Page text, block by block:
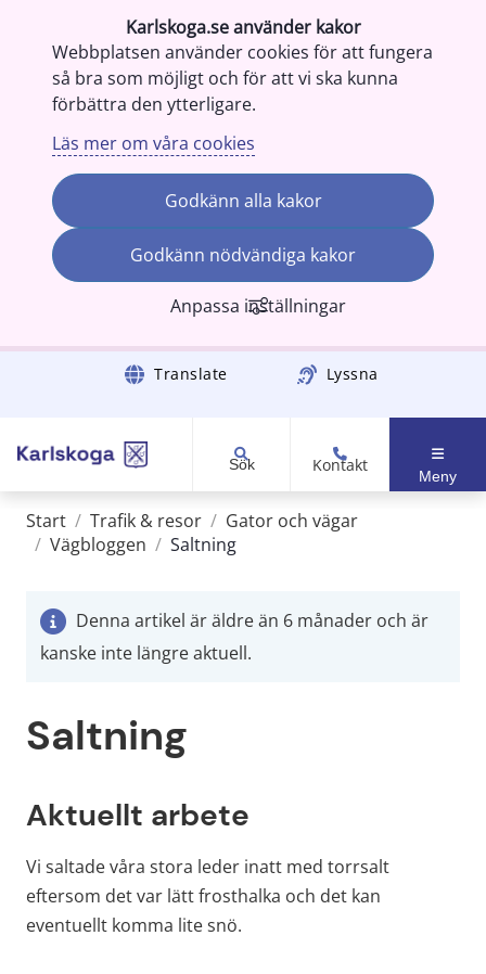
Karlskoga.se använder kakor
Webbplatsen använder cookies för att fungera
så bra som möjligt och för att vi ska kunna
förbättra den ytterligare.
Läs mer om våra cookies
Godkänn alla kakor
Godkänn nödvändiga kakor
Anpassa inställningar
Gå till innehåll Translate Lyssna
Sök Kontakt
Meny
Start / Trafik & resor / Gator och vägar
/ Vägbloggen / Saltning
Denna artikel är äldre än 6 månader och är
kanske inte längre aktuell.
Saltning
Aktuellt arbete
Vi saltade våra stora leder inatt med torrsalt
eftersom det var lätt frosthalka och det kan
eventuellt komma lite snö.